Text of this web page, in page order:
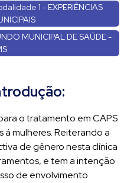
1 - EXPERIÊNCIAS
MUNICIPAL DE SAÚDE -
o tratamento em CAPS
mulheres. Reiterando a
de gênero nesta clínica
e tem a intenção
de envolvimento